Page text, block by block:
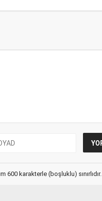
karakterle (boşluklu) sınırlıdır.